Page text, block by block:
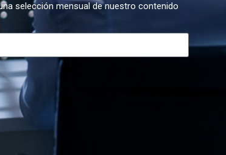
selección mensual de nuestro contenido